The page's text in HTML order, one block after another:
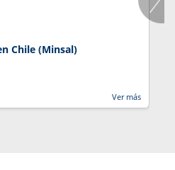
Chile (Minsal)
Ver más